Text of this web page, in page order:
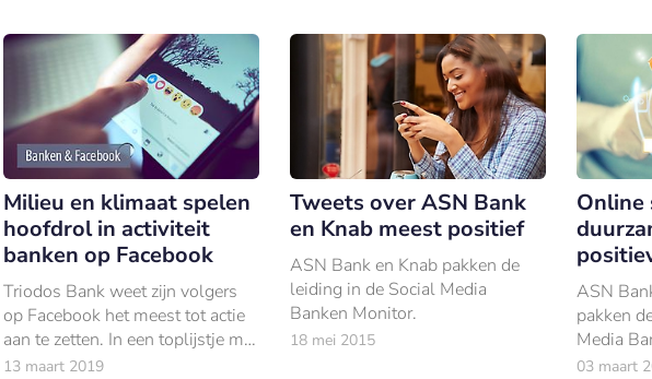
Milieu en klimaat spelen
hoofdrol in activiteit
banken op Facebook
Triodos Bank weet zijn volgers
op Facebook het meest tot actie
aan te zetten. In een toplijstje met
berichten met veel interactie
13 maart 2019
Tweets over ASN Bank
en Knab meest positief
ASN Bank en Knab pakken de
leiding in de Social Media
Banken Monitor.
18 mei 2015
Online
ASN
pakken
Media
03 maart